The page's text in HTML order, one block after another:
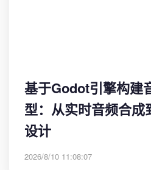
基于Godot引擎构建
型：从实时音频合成
设计
2026/8/10 11:08:07